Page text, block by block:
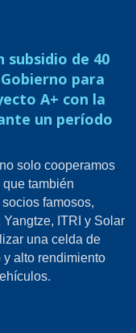
subsidio de 40
para
A+ con la
un período
solo cooperamos
también
famosos,
ITRI y Solar
una celda de
alto rendimiento